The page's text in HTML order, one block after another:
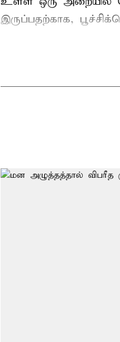
இருப்பதற்காக,